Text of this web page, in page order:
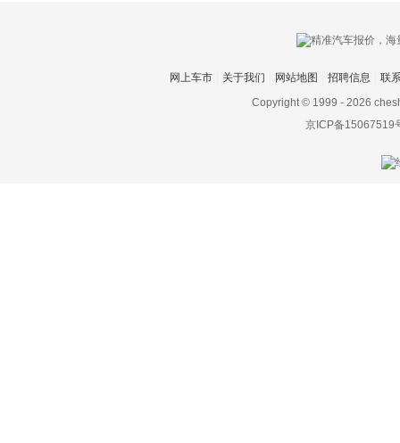
网上车市 关于我们 网站地图 招聘信息
联
Copyright © 1999 - 2026
京ICP备15067519